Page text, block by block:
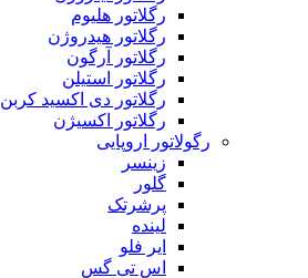
رگلاتور هلیوم
رگلاتور هیدروژن
رگلاتور آرگون
رگلاتور استیلن
رگلاتور دی اکسید کربن
رگلاتور اکسیژن
رگولاتور اروپایی
زینسر
گلور
پرشرتک
لینده
ایر فلو
اس تی گس